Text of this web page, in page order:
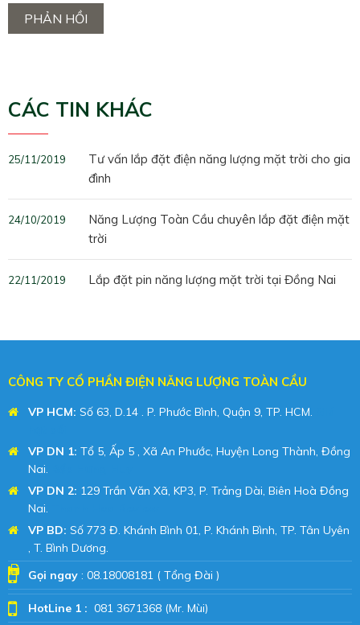
CÁC TIN KHÁC
Tư vấn lắp đặt điện năng lượng mặt trời cho gia
đình
25/11/2019
Năng Lượng Toàn Cầu chuyên lắp đặt điện mặt
trời
24/10/2019
Lắp đặt pin năng lượng mặt trời tại Đồng Nai
22/11/2019
CÔNG TY CỔ PHẦN ĐIỆN NĂNG LƯỢNG TOÀN CẦU
VP HCM: Số 63, D.14 . P. Phước Bình, Quận 9, TP. HCM.
VP DN 1: Tổ 5, Ấp 5 , Xã An Phước, Huyện Long Thành, Đồng
Nai.
VP DN 2: 129 Trần Văn Xã, KP3, P. Trảng Dài, Biên Hoà Đồng
Nai.
VP BD: Số 773 Đ. Khánh Bình 01, P. Khánh Bình, TP. Tân Uyên
, T. Bình Dương.
Gọi ngay : 08.18008181 ( Tổng Đài )
HotLine 1 : 081 3671368 (Mr. Mùi)